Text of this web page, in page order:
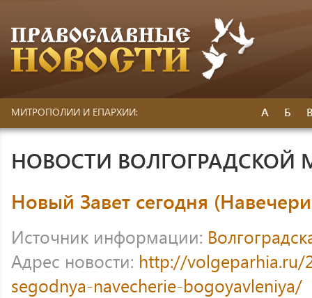
МИТРОПОЛИИ И ЕПАРХИИ: А Б
НОВОСТИ
Новый Завет сегодня
Источник информации:
Адрес новости: http://volgeparhia.ru/
segodnya-navecherie-bogoyavleniya/